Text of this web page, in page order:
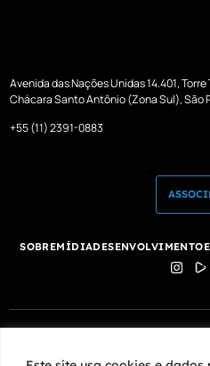
Avenida das Nações Unidas 14.401, Torre
Chácara Santo Antônio (Zona Sul), São
+55 (11) 2391-0883
SOBREMÍDIADESENVOLVIMENTO
Termos de Uso e Política de